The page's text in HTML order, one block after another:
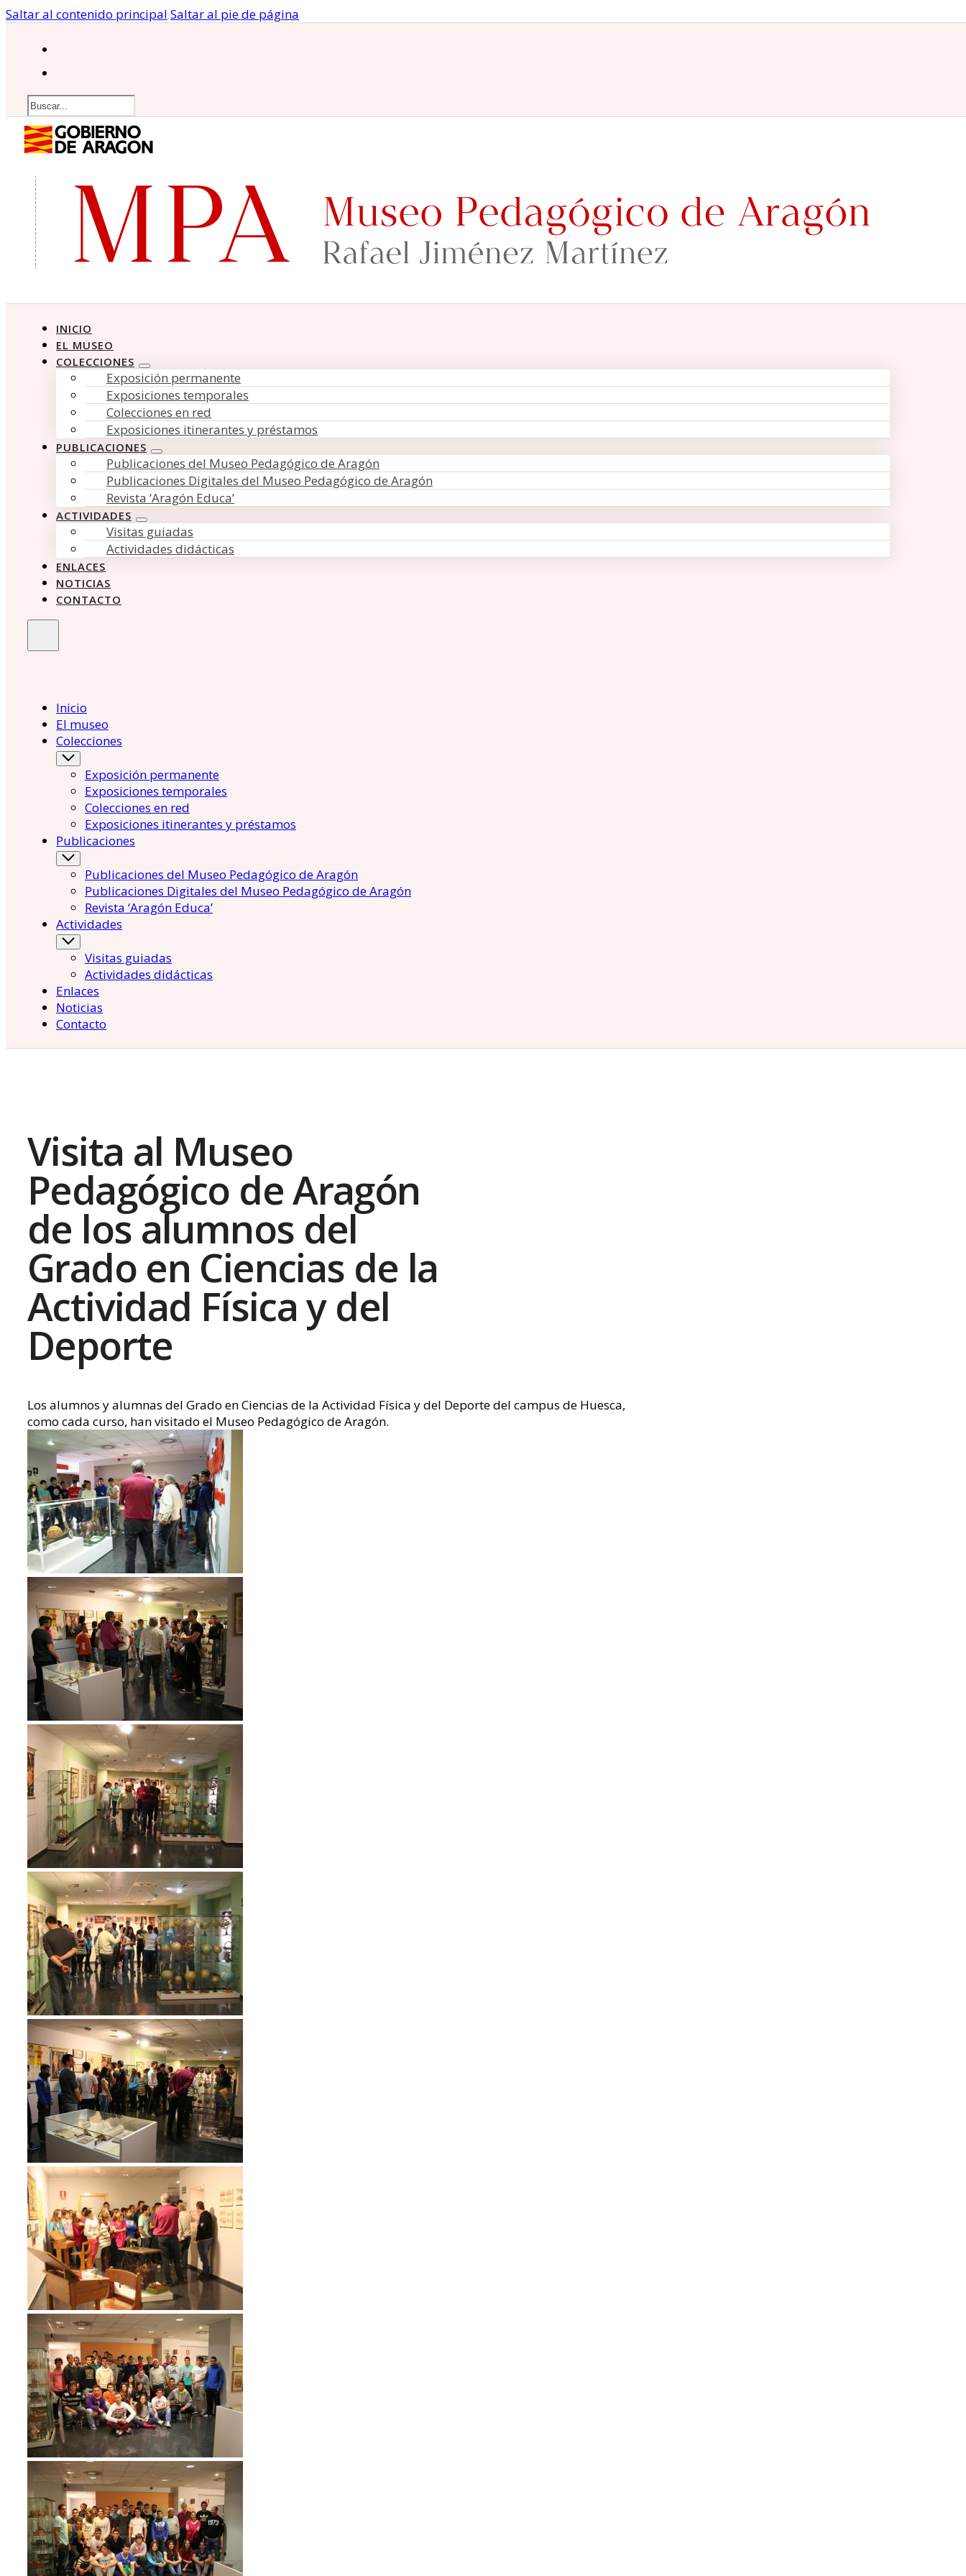
Saltar al contenido principal Saltar al pie de página
Buscar
INICIO
EL MUSEO
COLECCIONES
Exposición permanente
Exposiciones temporales
Colecciones en red
Exposiciones itinerantes y préstamos
PUBLICACIONES
Publicaciones del Museo Pedagógico de Aragón
Publicaciones Digitales del Museo Pedagógico de Aragón
Revista ‘Aragón Educa’
ACTIVIDADES
Visitas guiadas
Actividades didácticas
ENLACES
NOTICIAS
CONTACTO
Inicio
El museo
Colecciones
Exposición permanente
Exposiciones temporales
Colecciones en red
Exposiciones itinerantes y préstamos
Publicaciones
Publicaciones del Museo Pedagógico de Aragón
Publicaciones Digitales del Museo Pedagógico de Aragón
Revista ‘Aragón Educa’
Actividades
Visitas guiadas
Actividades didácticas
Enlaces
Noticias
Contacto
Visita al Museo
Pedagógico de Aragón
de los alumnos del
Grado en Ciencias de la
Actividad Física y del
Deporte
Los alumnos y alumnas del Grado en Ciencias de la Actividad Física y del Deporte del campus de Huesca,
como cada curso, han visitado el Museo Pedagógico de Aragón.